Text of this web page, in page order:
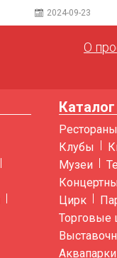
2024-09-23
О
Каталог
Рестораны
Клубы
Музеи
Цирк
Торговые